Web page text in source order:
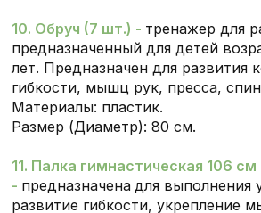
10. Обруч (7 шт.) - тренажер для
предназначенный для детей
лет. Предназначен для развития
гибкости, мышц рук, пресса,
Материалы: пластик.
Размер (Диаметр): 80 см.
11. Палка гимнастическая 106 см
- предназначена для выполнения
развитие гибкости, укрепление